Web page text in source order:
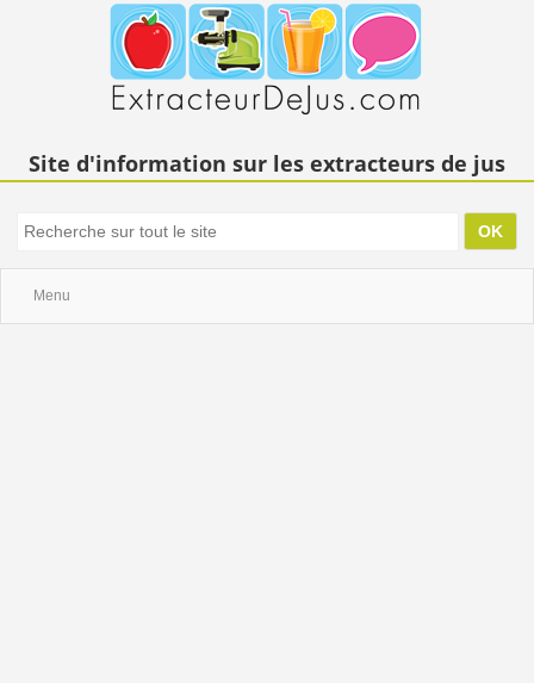
Site d'information sur les extracteurs de jus
Menu